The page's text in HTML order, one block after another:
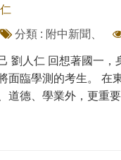
分類 : 附中新聞、
劉人仁 回想著國一，
面臨學測的考生。 在
道德、學業外，更重